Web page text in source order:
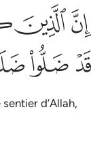
ان الذين كفروا وصدوا
إِنَّ ٱلَّذِينَ كَفَرُوا۟
ﲐﲑ
ﲗﲘ
d’Allah,